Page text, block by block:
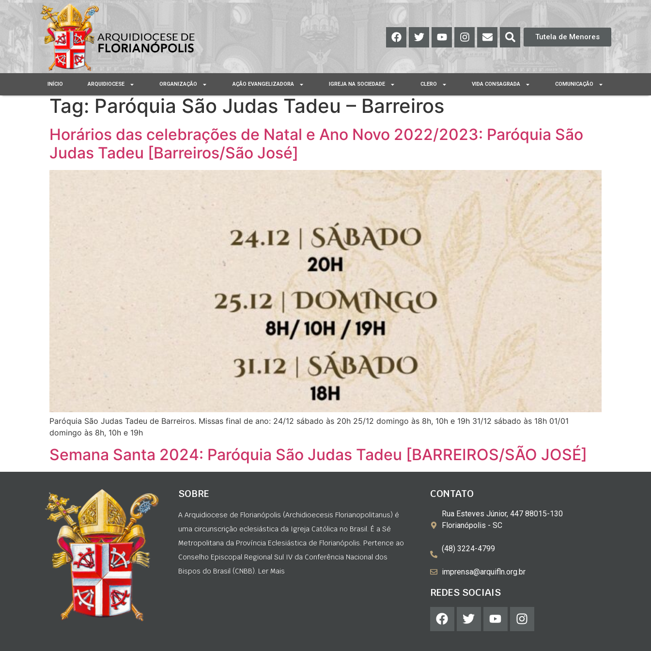
Tutela de Menores
INÍCIO ARQUIDIOCESE ORGANIZAÇÃO AÇÃO EVANGELIZADORA IGREJA NA SOCIEDADE CLERO VIDA CONSAGRADA COMUNICAÇÃO
Tag: Paróquia São Judas Tadeu – Barreiros
Horários das celebrações de Natal e Ano Novo 2022/2023: Paróquia São
Judas Tadeu [Barreiros/São José]
Paróquia São Judas Tadeu de Barreiros. Missas final de ano: 24/12 sábado às 20h 25/12 domingo às 8h, 10h e 19h 31/12 sábado às 18h 01/01
domingo às 8h, 10h e 19h
Semana Santa 2024: Paróquia São Judas Tadeu [BARREIROS/SÃO JOSÉ]
SOBRE
A Arquidiocese de Florianópolis (Archidioecesis Florianopolitanus) é
uma circunscrição eclesiástica da Igreja Católica no Brasil. É a Sé
Metropolitana da Província Eclesiástica de Florianópolis. Pertence ao
Conselho Episcopal Regional Sul IV da Conferência Nacional dos
Bispos do Brasil (CNBB). Ler Mais
CONTATO
Rua Esteves Júnior, 447 88015-130
Florianópolis - SC
(48) 3224-4799
imprensa@arquifln.org.br
REDES SOCIAIS